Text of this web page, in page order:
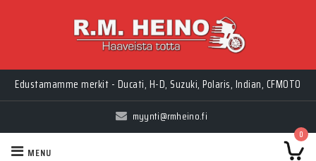
Edustamamme merkit - Ducati, H-D, Suzuki, Polaris, Indian, CFMOTO
myynti@rmheino.fi
0
MENU